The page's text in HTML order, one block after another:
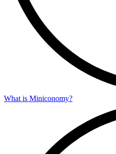
What is Miniconomy?